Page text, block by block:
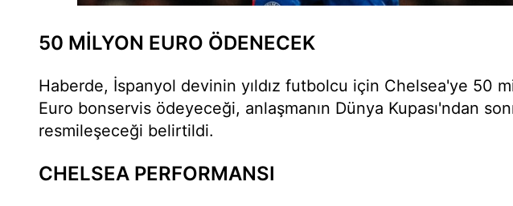
50 MİLYON EURO ÖDENECEK
Haberde, İspanyol devinin yıldız futbolcu için Chelsea'ye 50
Euro bonservis ödeyeceği, anlaşmanın Dünya Kupası'ndan
resmileşeceği belirtildi.
CHELSEA PERFORMANSI